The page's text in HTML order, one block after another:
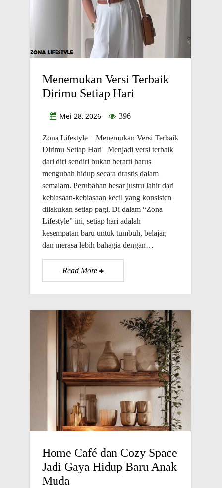
Menemukan Versi Terbaik
Dirimu Setiap Hari
Mei 28, 2026 396
Zona Lifestyle – Menemukan Versi Terbaik
Dirimu Setiap Hari Menjadi versi terbaik
dari diri sendiri bukan berarti harus
mengubah hidup secara drastis dalam
semalam. Perubahan besar justru lahir dari
kebiasaan-kebiasaan kecil yang konsisten
dilakukan setiap pagi. Di dalam “Zona
Lifestyle” ini, setiap hari adalah
kesempatan baru untuk tumbuh, belajar,
dan merasa lebih bahagia dengan…
Read More
Home Café dan Cozy Space
Jadi Gaya Hidup Baru Anak
Muda